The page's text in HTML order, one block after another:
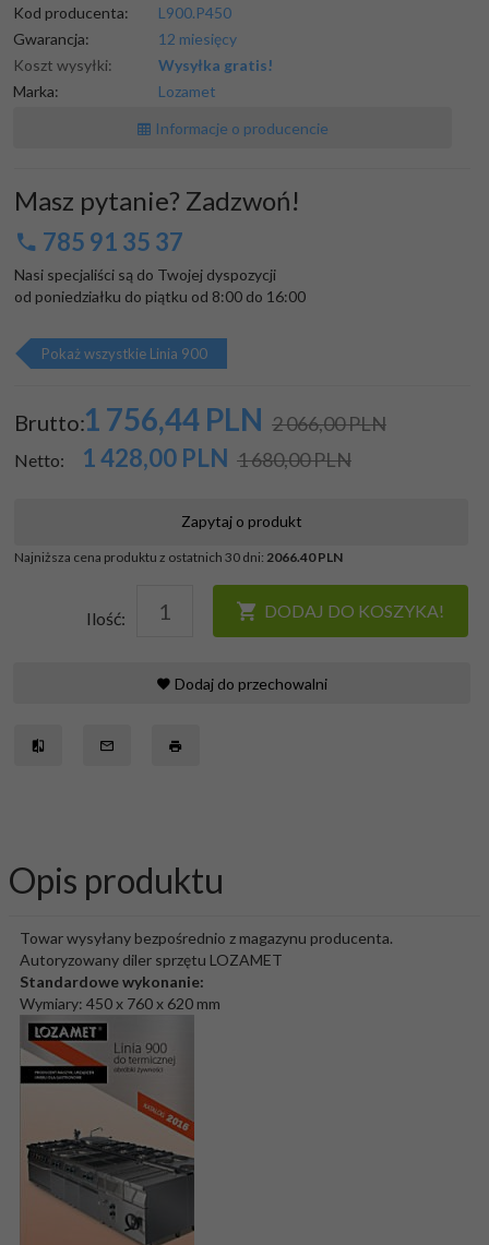
Kod producenta:
L900.P450
Gwarancja:
12 miesięcy
Koszt wysyłki:
Wysyłka gratis!
Marka:
Lozamet
Informacje o producencie
Masz pytanie? Zadzwoń!
785 91 35 37
Nasi specjaliści są do Twojej dyspozycji
od poniedziałku do piątku od 8:00 do 16:00
Pokaż wszystkie Linia 900
Brutto:1 756,44 PLN 2 066,00 PLN
Netto: 1 428,00 PLN 1 680,00 PLN
Zapytaj o produkt
Najniższa cena produktu z ostatnich 30 dni: 2066.40 PLN
Ilość: DODAJ DO KOSZYKA!
Dodaj do przechowalni
Opis produktu
Towar wysyłany bezpośrednio z magazynu producenta.
Autoryzowany diler sprzętu LOZAMET
Standardowe wykonanie:
Wymiary: 450 x 760 x 620 mm